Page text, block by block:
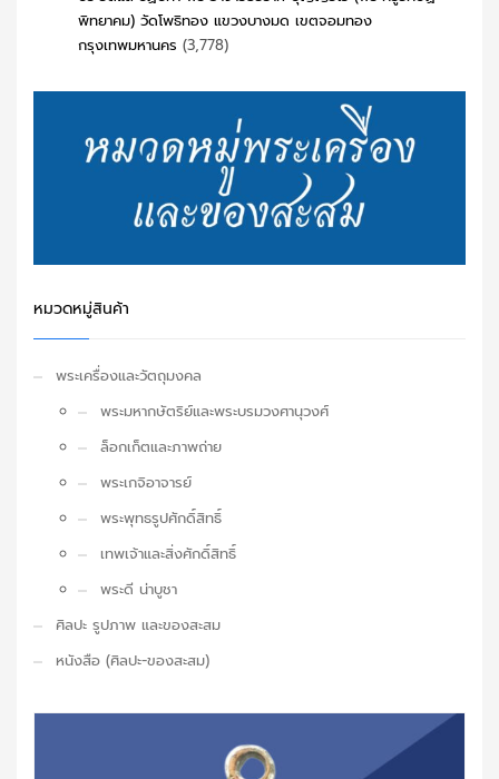
พิทยาคม) วัดโพธิทอง แขวงบางมด เขตจอมทอง
กรุงเทพมหานคร (3,778)
หมวดหมู่สินค้า
พระเครื่องและวัตถุมงคล
พระมหากษัตริย์และพระบรมวงศานุวงศ์
ล็อกเก็ตและภาพถ่าย
พระเกจิอาจารย์
พระพุทธรูปศักดิ์สิทธิ์
เทพเจ้าและสิ่งศักดิ์สิทธิ์
พระดี น่าบูชา
ศิลปะ รูปภาพ และของสะสม
หนังสือ (ศิลปะ-ของสะสม)